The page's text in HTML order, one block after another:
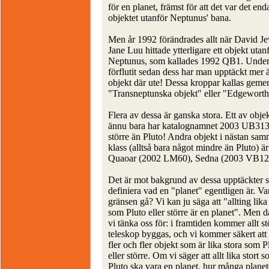
för en planet, främst för att det var det
objektet utanför Neptunus' bana.
Men år 1992 förändrades allt när David
Jane Luu hittade ytterligare ett objekt
Neptunus, som kallades 1992 QB1.
förflutit sedan dess har man upptäckt mer
objekt där ute! Dessa kroppar kallas
"Transneptunska objekt" eller
Flera av dessa är ganska stora. Ett av
ännu bara har katalognamnet 2003
större än Pluto! Andra objekt i nästan
klass (alltså bara något mindre än Pluto) är
Quaoar (2002 LM60), Sedna (2003
Det är mot bakgrund av dessa upptäckter
definiera vad en "planet" egentligen är.
gränsen gå? Vi kan ju säga att "allting lika
som Pluto eller större är en planet". Men
vi tänka oss för: i framtiden kommer allt
teleskop byggas, och vi kommer säkert att
fler och fler objekt som är lika stora som
eller större. Om vi säger att allt lika stort
Pluto ska vara en planet, hur många